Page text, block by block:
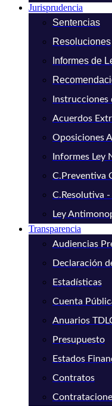
Jurisprudencia
Sentencias
Resoluciones
Informes de
Instrucciones
Acuerdos
Oposiciones
Informes Ley
C.Preventiva
C.Resolutiva
Ley
Transparencia
Audiencias
Declaración
Estadísticas
Cuenta
Anuarios
Presupuesto
Estados
Contratos